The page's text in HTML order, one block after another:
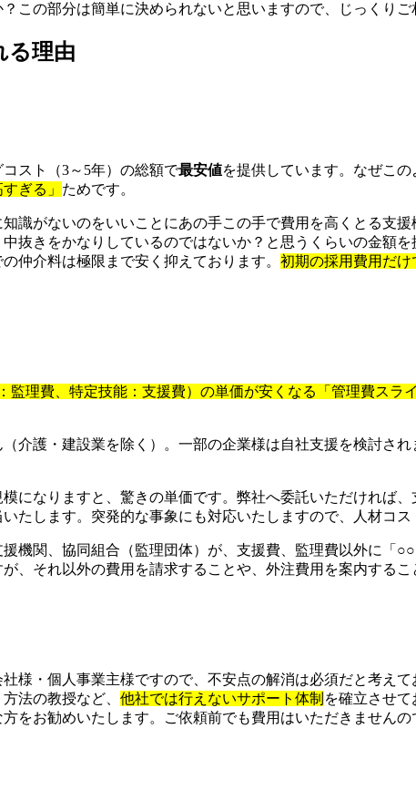
この部分は簡単に決められないと思いますので、じっくりご
る理由
スト（3～5年）の総額で最安値を提供しています。なぜこ
ぎる」 ためです。
識がないのをいいことにあの手この手で費用を高くとる支
抜きをかなりしているのではないか？と思うくらいの金額
仲介料は極限まで安く抑えております。 初期の採用費用だけ
監理費、特定技能：支援費）の単価が安くなる「管理費スラ
介護・建設業を除く）。一部の企業様は自社支援を検討さ
になりますと、驚きの単価です。弊社へ委託いただければ
たします。突発的な事象にも対応いたしますので、人材コ
機関、協同組合（監理団体）が、支援費、監理費以外に「
、それ以外の費用を請求することや、外注費用を案内するこ
社様・個人事業主様ですので、不安点の解消は必須だと考え
法の教授など、 他社では行えないサポート体制 を確立させ
をお勧めいたします。ご依頼前でも費用はいただきません